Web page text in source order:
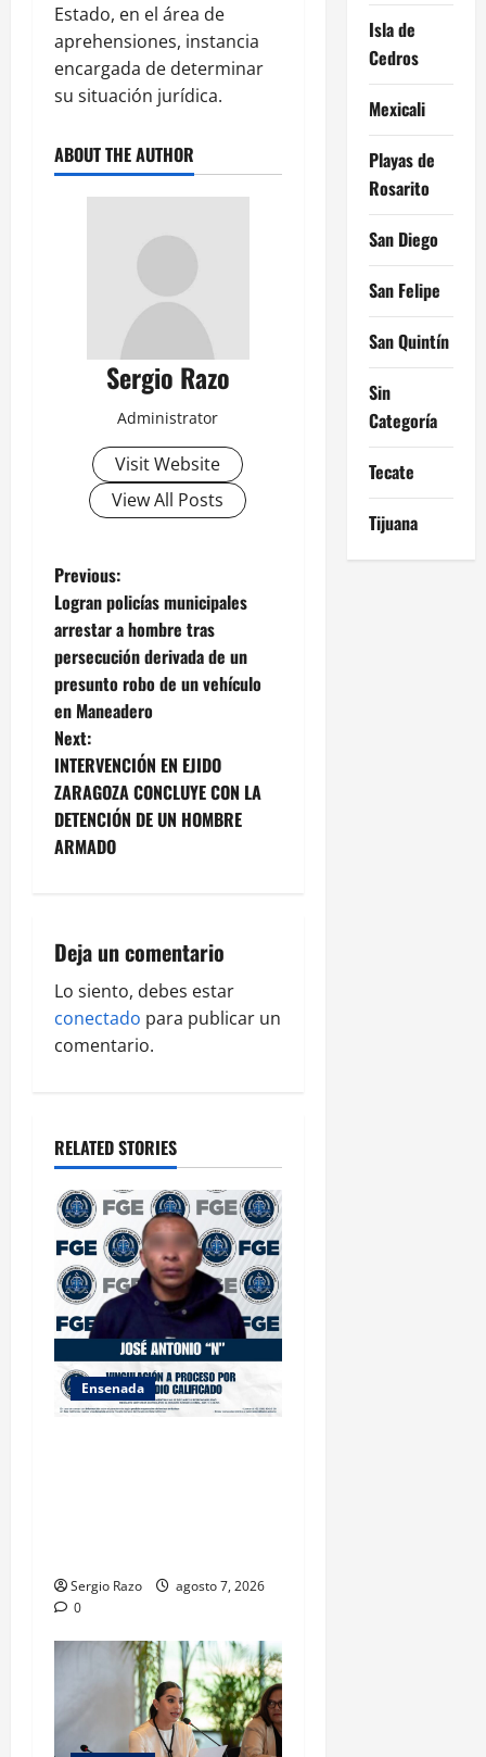
Estado, en el área de
aprehensiones, instancia
encargada de determinar
su situación jurídica.
ABOUT THE AUTHOR
Sergio Razo
Administrator
Visit Website
View All Posts
P
o
s
t
n
a
v
g
a
t
o
n
Previous:
Logran policías municipales
arrestar a hombre tras
persecución derivada de un
presunto robo de un vehículo
en Maneadero
Next:
INTERVENCIÓN EN EJIDO
ZARAGOZA CONCLUYE CON LA
DETENCIÓN DE UN HOMBRE
ARMADO
Deja un comentario
Lo siento, debes estar
conectado para publicar un
comentario.
RELATED STORIES
Ensenada
Sergio Razo
agosto 7, 2026
0
Isla de
Cedros
Mexicali
Playas de
Rosarito
San Diego
San Felipe
San Quintín
Sin
Categoría
Tecate
Tijuana